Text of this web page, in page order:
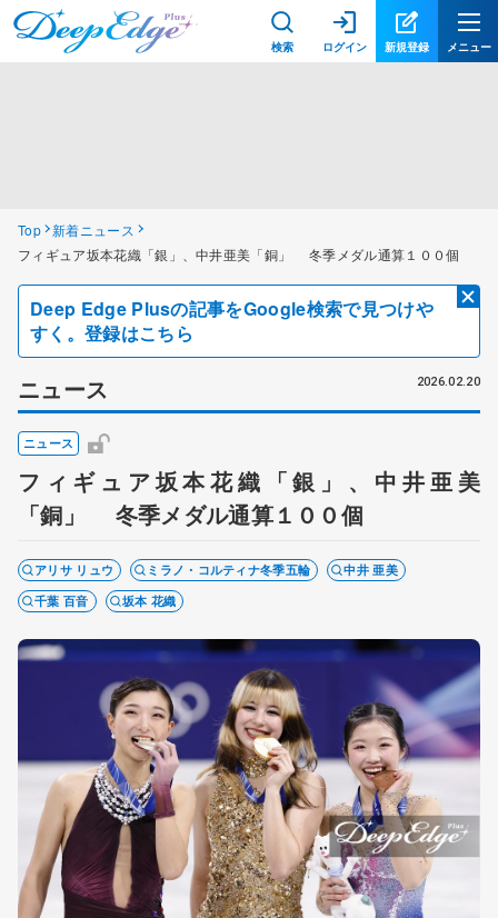
検索 ログイン 新規登録 メニュー
Top 新着ニュース
フィギュア坂本花織「銀」、中井亜美「銅」 冬季メダル通算１００個
Deep Edge Plusの記事をGoogle検索で見つけや
すく。登録はこちら
ニュース 2026.02.20
ニュース
フィギュア坂本花織「銀」、中井亜美
「銅」 冬季メダル通算１００個
アリサ リュウ ミラノ・コルティナ冬季五輪
中井 亜美
千葉 百音
坂本 花織